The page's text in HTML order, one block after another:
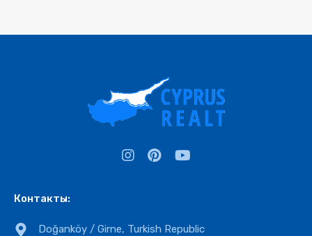
Контакты:
Doğanköy / Girne, Turkish Republic